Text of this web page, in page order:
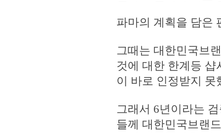
파마의 계획을 담은
그때는 대한민국브
것에 대한 한계등
이 바로 인정받지 못
그래서 6년이라는
들께 대한민국브랜